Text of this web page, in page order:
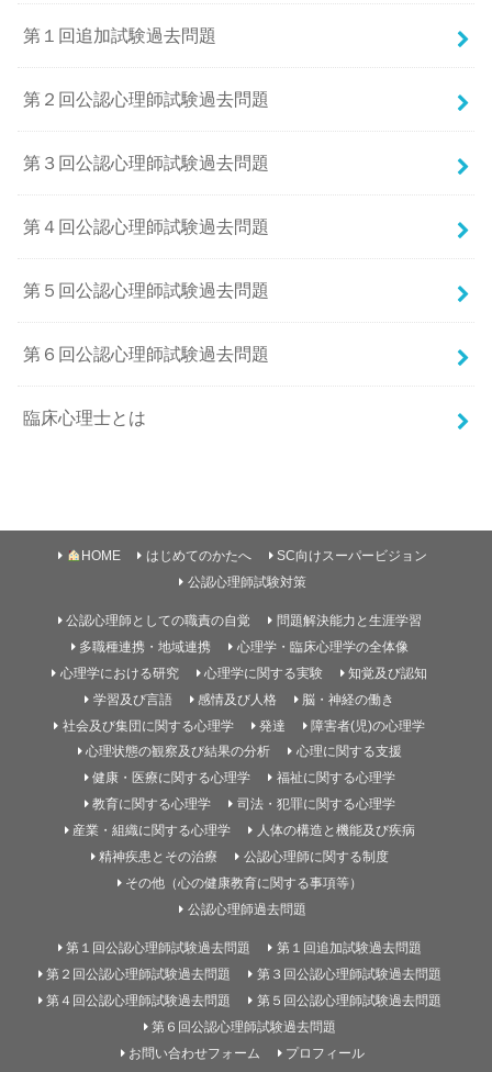
第１回追加試験過去問題
第２回公認心理師試験過去問題
第３回公認心理師試験過去問題
第４回公認心理師試験過去問題
第５回公認心理師試験過去問題
第６回公認心理師試験過去問題
臨床心理士とは
HOME はじめてのかたへ
SC向けスーパービジョン
公認心理師試験対策
公認心理師としての職責の自覚
問題解決能力と生涯学習
多職種連携・地域連携
心理学・臨床心理学の全体像
心理学における研究
心理学に関する実験
知覚及び認知
学習及び言語
感情及び人格
脳・神経の働き
社会及び集団に関する心理学
発達
障害者(児)の心理学
心理状態の観察及び結果の分析
心理に関する支援
健康・医療に関する心理学
福祉に関する心理学
教育に関する心理学
司法・犯罪に関する心理学
産業・組織に関する心理学
人体の構造と機能及び疾病
精神疾患とその治療
公認心理師に関する制度
その他（心の健康教育に関する事項等）
公認心理師過去問題
第１回公認心理師試験過去問題
第１回追加試験過去問題
第２回公認心理師試験過去問題
第３回公認心理師試験過去問題
第４回公認心理師試験過去問題
第５回公認心理師試験過去問題
第６回公認心理師試験過去問題
お問い合わせフォーム
プロフィール